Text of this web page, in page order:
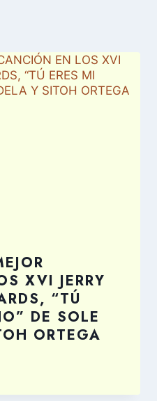
XVI JERRY
“TÚ
DE SOLE
ORTEGA